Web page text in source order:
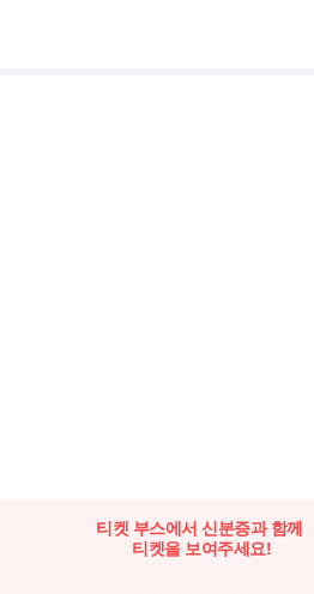
티켓 부스에서 신분증과 함께
티켓을 보여주세요!